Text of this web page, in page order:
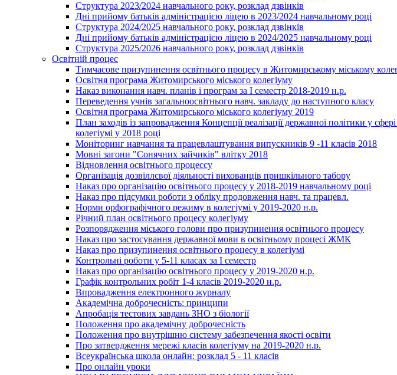
Структура 2023/2024 навчального року, розклад дзвінків
Дні прийому батьків адміністрацією ліцею в 2023/2024 навчальному році
Структура 2024/2025 навчального року, розклад дзвінків
Дні прийому батьків адміністрацією ліцею в 2024/2025 навчальному році
Структура 2025/2026 навчального року, розклад дзвінків
Освітній процес
Тимчасове призупинення освітнього процесу в Житомирському міському
Освітня програма Житомирського міського колегіуму
Наказ виконання навч. планів і програм за І семестр 2018-2019 н.р.
Переведення учнів загальноосвітнього навч. закладу до наступного класу
Освітня програма Житомирського міського колегіуму 2019
План заходів із запровадження Концепції реалізації державної політики у
колегіумі у 2018 році
Моніторинг навчання та працевлаштування випускників 9 -11 класів 2018
Мовні загони "Сонячних зайчиків" влітку 2018
Відновлення освітнього процессу
Організація дозвіллєвої діяльності вихованців пришкільного табору
Наказ про організацію освітнього процесу у 2018-2019 навчальному році
Наказ про підсумки роботи з обліку продовження навч. та працевл.
Норми орфографічного режиму в колегіумі у 2019-2020 н.р.
Річний план освітнього процесу колегіуму
Розпорядження міського голови про призупинення освітнього процесу
Наказ про застосування державної мови в освітньому процесі ЖМК
Наказ про призупинення освітнього процесу в колегіумі
Контрольні роботи у 5-11 класах за І семестр
Наказ про організацію освітнього процесу у 2019-2020 н.р.
Графік контрольних робіт 1-4 класів 2019-2020 н.р.
Впровадження електронного журналу
Академічна доброчесність: принципи
Апробація тестових завдань ЗНО з біології
Положення про академічну доброчесність
Положення про внутрішню систему забезпечення якості освіти
Про затвердження мережі класів колегіуму на 2019-2020 н.р.
Всеукраїнська школа онлайн: розклад 5 - 11 класів
Про онлайн уроки